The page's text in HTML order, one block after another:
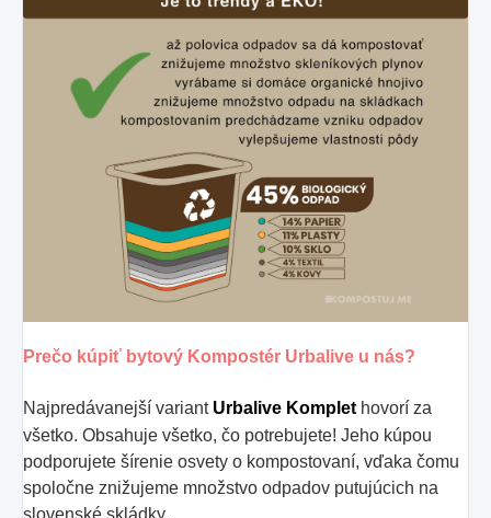
Prečo kúpiť bytový Kompostér Urbalive u nás?
Najpredávanejší variant Urbalive Komplet hovorí za
všetko. Obsahuje všetko, čo potrebujete! Jeho kúpou
podporujete šírenie osvety o kompostovaní, vďaka čomu
spoločne znižujeme množstvo odpadov putujúcich na